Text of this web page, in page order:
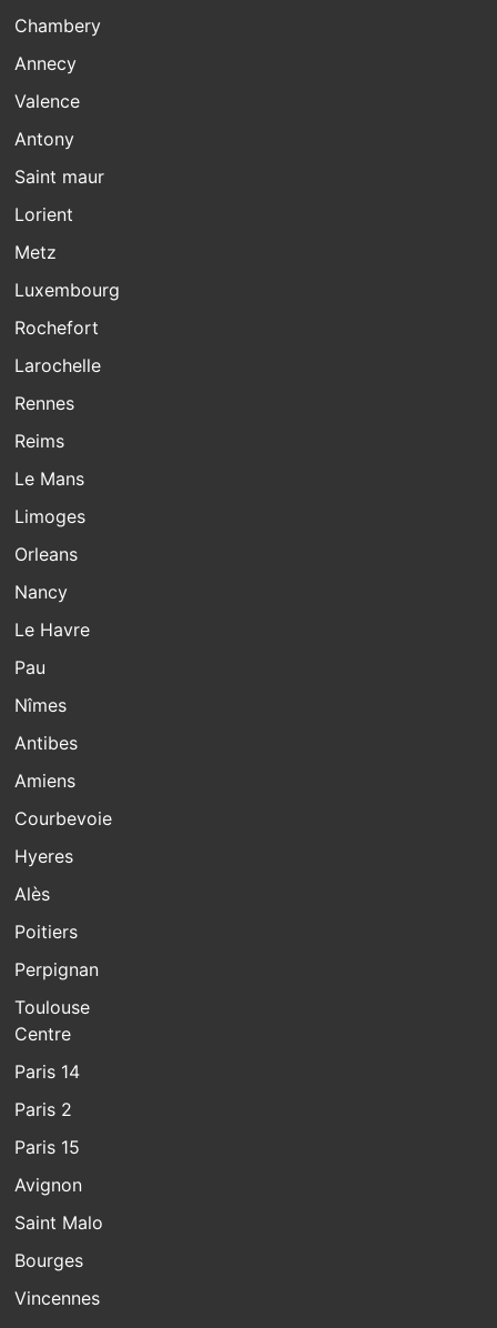
Chambery
Annecy
Valence
Antony
Saint maur
Lorient
Metz
Luxembourg
Rochefort
Larochelle
Rennes
Reims
Le Mans
Limoges
Orleans
Nancy
Le Havre
Pau
Nîmes
Antibes
Amiens
Courbevoie
Hyeres
Alès
Poitiers
Perpignan
Toulouse
Centre
Paris 14
Paris 2
Paris 15
Avignon
Saint Malo
Bourges
Vincennes